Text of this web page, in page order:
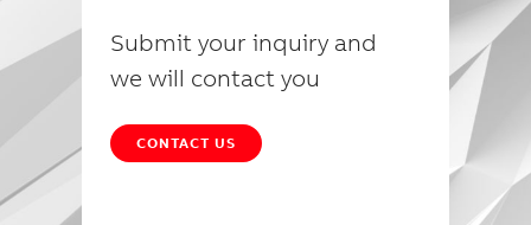
Submit your inquiry and
we will contact you
CONTACT US